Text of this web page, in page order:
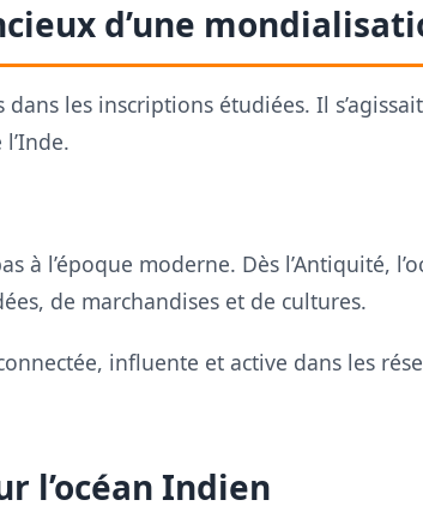
d’une
les inscriptions étudiées. Il
l’époque moderne. Dès l’Antiquité,
de marchandises et de cultures.
influente et active dans les
l’océan Indien